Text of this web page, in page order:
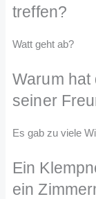
treffen?
Watt geht ab?
Warum hat
seiner
Es gab zu viele
Ein
ein